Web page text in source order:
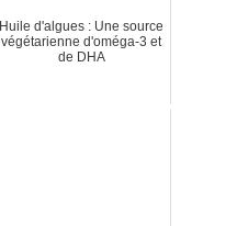
Huile d'algues : Une source
végétarienne d'oméga-3 et
de DHA